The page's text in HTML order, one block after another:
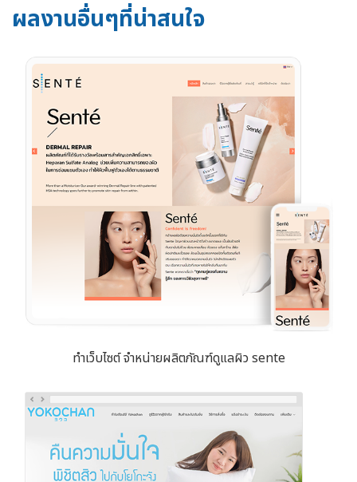
ผลงานอื่นๆที่น่าสนใจ
ทำเว็บไซต์ จำหน่ายผลิตภัณฑ์ดูแลผิว sente